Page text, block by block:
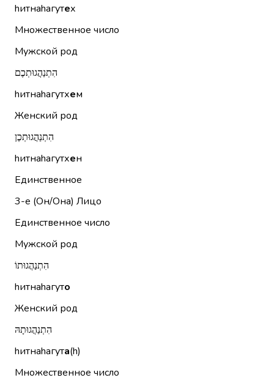
hитнаhагутех
Множественное число
Мужской род
הִתְנַהֲגוּתְכֶם
hитнаhагутхем
Женский род
הִתְנַהֲגוּתְכֶן
hитнаhагутхен
Единственное
3-е (Он/Она) Лицо
Единственное число
Мужской род
הִתְנַהֲגוּתוֹ
hитнаhагуто
Женский род
הִתְנַהֲגוּתָהּ
hитнаhагута(h)
Множественное число